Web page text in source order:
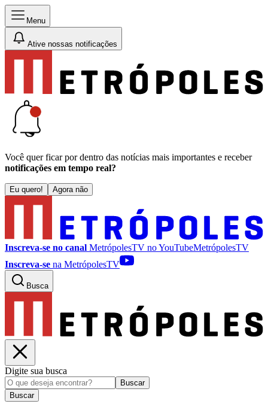
Menu
Ative nossas notificações
Você quer ficar por dentro das notícias mais importantes e receber
notificações em tempo real?
Eu quero! Agora não
Inscreva-se no canal MetrópolesTV noYouTubeMetrópolesTV
Inscreva-se na MetrópolesTV
Busca
Digite sua busca
Buscar
Buscar